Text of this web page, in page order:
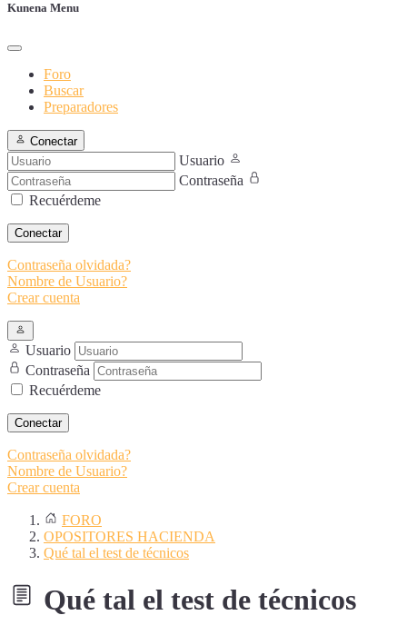
Kunena Menu
Foro
Buscar
Preparadores
Conectar
Usuario
Contraseña
Recuérdeme
Conectar
Contraseña olvidada?
Nombre de Usuario?
Crear cuenta
Usuario
Contraseña
Recuérdeme
Conectar
Contraseña olvidada?
Nombre de Usuario?
Crear cuenta
FORO
OPOSITORES HACIENDA
Qué tal el test de técnicos
Qué tal el test de técnicos